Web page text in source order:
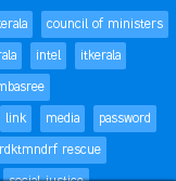
council of ministers
intel
itkerala
link media
password
rescue